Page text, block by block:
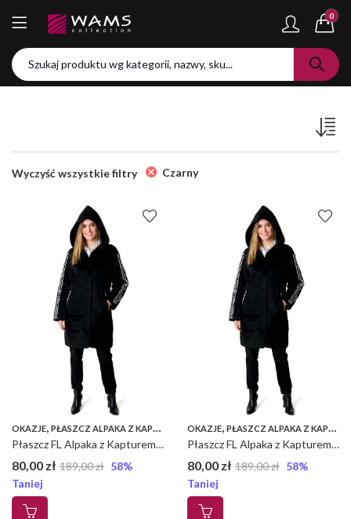
0
Wyczyść wszystkie filtry Czarny
OKAZJE, PŁASZCZ ALPAKA Z KAPTUREM FL ,PŁASZCZE
Płaszcz FL Alpaka z Kapturem – Czarny, L
80,00 zł 189,00zł 58%
Taniej
OKAZJE, PŁASZCZ ALPAKA Z KAPTUREM FL
Płaszcz FL Alpaka z Kapturem – Czarny, M
80,00 zł 189,00zł 58%
Taniej